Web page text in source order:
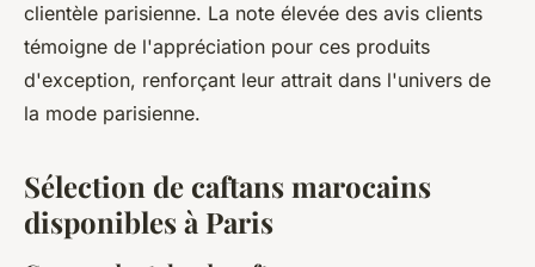
clientèle parisienne. La note élevée des avis clients
témoigne de l'appréciation pour ces produits
d'exception, renforçant leur attrait dans l'univers de
la mode parisienne.
Sélection de caftans marocains
disponibles à Paris